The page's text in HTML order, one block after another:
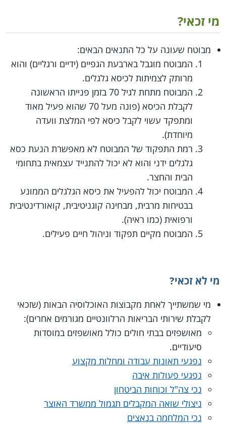
מי זכאי?
מבוטח שעונה על כל התנאים הבאים:
המבוטח מוגבל בארבעת הגפיים (ידיים ורגליים) והוא
מרותק לצמיתות לכיסא גלגלים.
המבוטח מתחת לגיל 70 בזמן פנייתו הראשונה
לקבלת הכיסא (פונה מעל 70 שהוא פעיל מאוד
ומתפקד עשוי לקבל כיסא לפי המלצת וועדה
מיוחדת).
רמת התפקוד של המבוטח לא מאפשרת הנעת כסא
גלגלים ידני והוא לא יכול להתנייד עצמאית בתחומי
הבית והחצר.
המבוטח יכול להפעיל את כיסא הגלגלים הממונע
בבטיחות מרבית, מבחינה קוגניטיבית, קואורדינטיבית
ורפואית (כמו ראיה).
המבוטח מקיים תפקוד וניהול חיים פעילים.
מי לא זכאי?
מי שמשתייך לאחת מקבוצות האוכלוסיה הבאות (שזכאי
לקבלת שירותי הבריאות הרלוונטיים מגורמים אחרים):
מאושפזים בבתי חולים כולל מאושפזים במוסדות
סיעודיים.
נפגעי תאונות עבודה ומחלות מקצוע
נפגעי פעולות איבה
נכי צה"ל וכוחות הביטחון
ניצולי שואה המקבלים תגמול ממשרד האוצר
נכי המלחמה בנאצים